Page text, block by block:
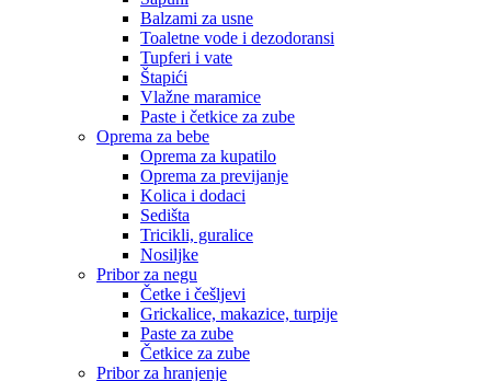
Balzami za usne
Toaletne vode i dezodoransi
Tupferi i vate
Štapići
Vlažne maramice
Paste i četkice za zube
Oprema za bebe
Oprema za kupatilo
Oprema za previjanje
Kolica i dodaci
Sedišta
Tricikli, guralice
Nosiljke
Pribor za negu
Četke i češljevi
Grickalice, makazice, turpije
Paste za zube
Četkice za zube
Pribor za hranjenje